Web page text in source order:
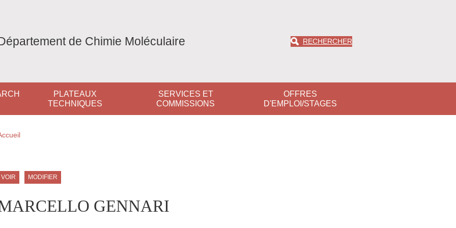
de Chimie Moléculaire RECHERCHER
PLATEAUX
TECHNIQUES
SERVICES ET
COMMISSIONS
OFFRES
D'EMPLOI/STAGES
d'Ariane
Sidebar (users/bibcite)
principaux
VOIR MODIFIER
GENNARI